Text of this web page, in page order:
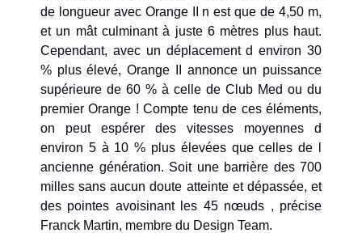
de longueur avec Orange II n est que de 4,50 m,
et un mât culminant à juste 6 mètres plus haut.
Cependant, avec un déplacement d environ 30
% plus élevé, Orange II annonce un puissance
supérieure de 60 % à celle de Club Med ou du
premier Orange ! Compte tenu de ces éléments,
on peut espérer des vitesses moyennes d
environ 5 à 10 % plus élevées que celles de l
ancienne génération. Soit une barrière des 700
milles sans aucun doute atteinte et dépassée, et
des pointes avoisinant les 45 nœuds , précise
Franck Martin, membre du Design Team.